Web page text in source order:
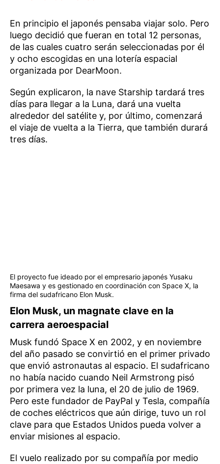
En principio el japonés pensaba viajar solo. Pero
luego decidió que fueran en total 12 personas,
de las cuales cuatro serán seleccionadas por él
y ocho escogidas en una lotería espacial
organizada por DearMoon.
Según explicaron, la nave Starship tardará tres
días para llegar a la Luna, dará una vuelta
alrededor del satélite y, por último, comenzará
el viaje de vuelta a la Tierra, que también durará
tres días.
El proyecto fue ideado por el empresario japonés Yusaku
Maesawa y es gestionado en coordinación con Space X, la
firma del sudafricano Elon Musk.
Elon Musk, un magnate clave en la
carrera aeroespacial
Musk fundó Space X en 2002, y en noviembre
del año pasado se convirtió en el primer privado
que envió astronautas al espacio. El sudafricano
no había nacido cuando Neil Armstrong pisó
por primera vez la luna, el 20 de julio de 1969.
Pero este fundador de PayPal y Tesla, compañía
de coches eléctricos que aún dirige, tuvo un rol
clave para que Estados Unidos pueda volver a
enviar misiones al espacio.
El vuelo realizado por su compañía por medio